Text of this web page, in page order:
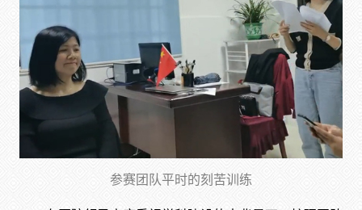
参赛团队平时的刻苦训练